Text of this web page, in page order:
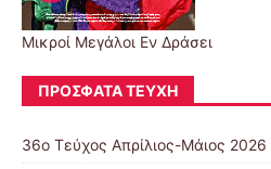
Μικροί Μεγάλοι Εν Δράσει
ΠΡΌΣΦΑΤΑ ΤΕΎΧΗ
36ο Τεύχος Απρίλιος-Μάιος 2026